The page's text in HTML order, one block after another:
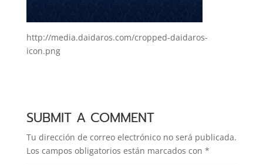
http://media.daidaros.com/cropped-daidaros-
icon.png
SUBMIT A COMMENT
Tu dirección de correo electrónico no será publicada.
Los campos obligatorios están marcados con *